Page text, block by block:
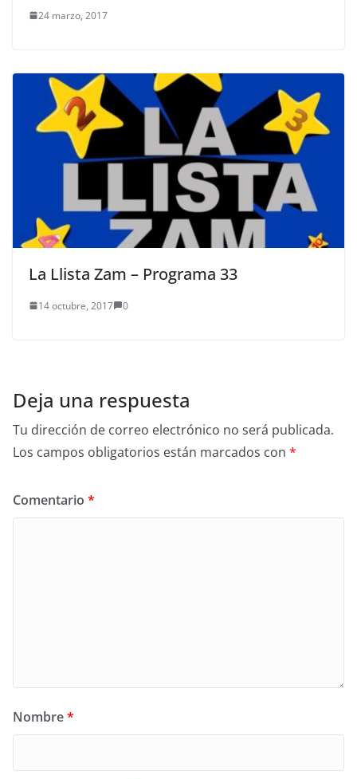
24 marzo, 2017
La Llista Zam – Programa 33
14 octubre, 2017 0
Deja una respuesta
Tu dirección de correo electrónico no será publicada.
Los campos obligatorios están marcados con *
Comentario *
Nombre*